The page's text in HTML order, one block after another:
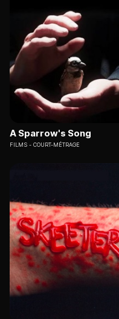
A Sparrow's Song
FILMS COURT-MÉTRAGE